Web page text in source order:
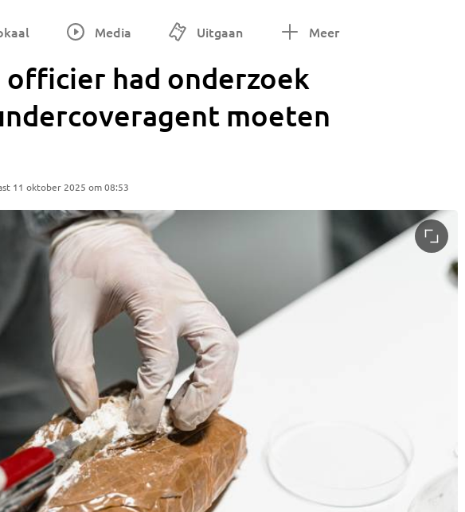
Media Uitgaan Meer
officier had onderzoek
moeten
11 oktober 2025 om 08:53